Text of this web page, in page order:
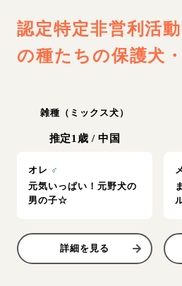
認定特定非営利活
の種たち の保護犬
雑種（ミックス犬）
推定1歳 / 中国
オレ ♂
元気いっぱい！元野犬の
男の子☆
詳細を見る